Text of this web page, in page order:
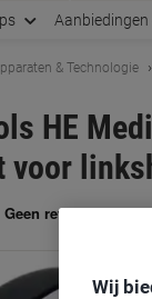
Aanbiedingen
& Technologie
HE
voor
Wij